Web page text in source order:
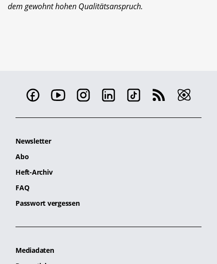
dem gewohnt hohen Qualitätsanspruch.
Newsletter
Abo
Heft-Archiv
FAQ
Passwort vergessen
Mediadaten